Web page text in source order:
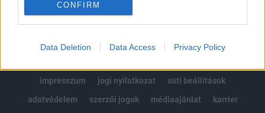
CONFIRM
Data Deletion Data Access Privacy Policy
impresszum
jogi nyilatkozat
süti beállítások
adatvédelem
szerzői jogok médiaajánlat karrier